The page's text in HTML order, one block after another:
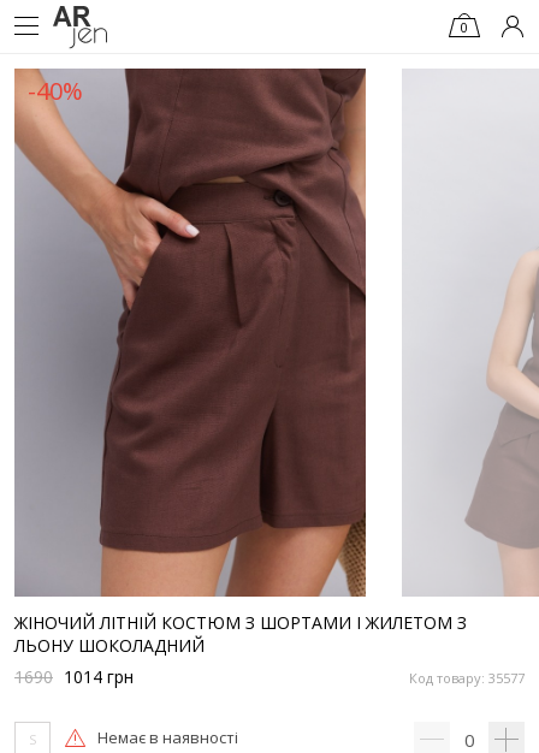
0
-40%
ЖІНОЧИЙ ЛІТНІЙ КОСТЮМ З ШОРТАМИ І ЖИЛЕТОМ З
ЛЬОНУ ШОКОЛАДНИЙ
Код товару: 35577
1690 1014 грн
S Немає в наявності 0